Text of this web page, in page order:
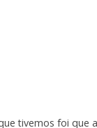
tivemos foi que